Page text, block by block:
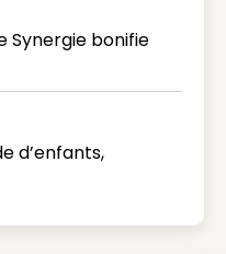
Synergie bonifie
d’enfants,